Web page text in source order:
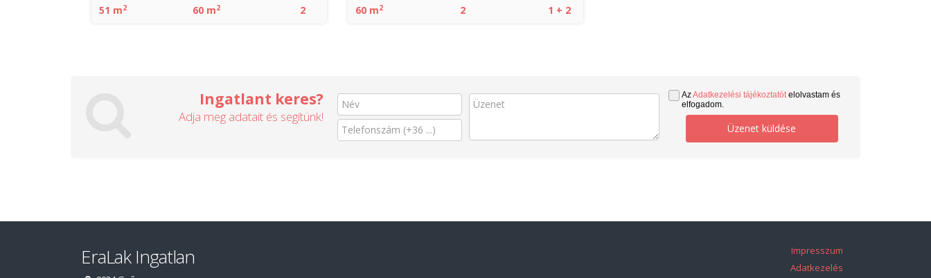
2
51 m2
60 m2
1 + 2
60 m2
2
Ingatlant keres?
Adja meg adatait és segítünk!
AzAdatkezelési tájékoztatótelolvastam és
elfogadom.
Üzenet küldése
EraLak Ingatlan
Impresszum
Adatkezelés